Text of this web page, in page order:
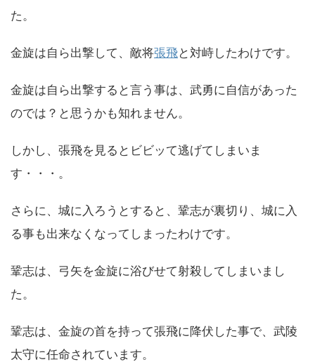
た。
金旋は自ら出撃して、敵将張飛と対峙したわけです。
金旋は自ら出撃すると言う事は、武勇に自信があった
のでは？と思うかも知れません。
しかし、張飛を見るとビビッて逃げてしまいま
す・・・。
さらに、城に入ろうとすると、鞏志が裏切り、城に入
る事も出来なくなってしまったわけです。
鞏志は、弓矢を金旋に浴びせて射殺してしまいまし
た。
鞏志は、金旋の首を持って張飛に降伏した事で、武陵
太守に任命されています。